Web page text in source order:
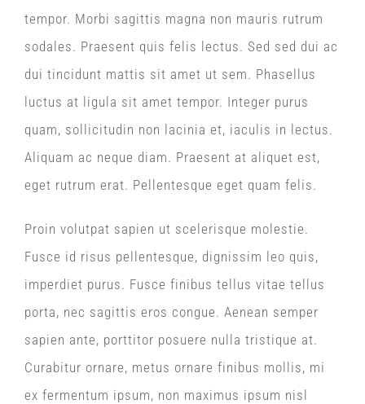
tempor. Morbi sagittis magna non mauris rutrum
sodales. Praesent quis felis lectus. Sed sed dui ac
dui tincidunt mattis sit amet ut sem. Phasellus
luctus at ligula sit amet tempor. Integer purus
quam, sollicitudin non lacinia et, iaculis in lectus.
Aliquam ac neque diam. Praesent at aliquet est,
eget rutrum erat. Pellentesque eget quam felis.
Proin volutpat sapien ut scelerisque molestie.
Fusce id risus pellentesque, dignissim leo quis,
imperdiet purus. Fusce finibus tellus vitae tellus
porta, nec sagittis eros congue. Aenean semper
sapien ante, porttitor posuere nulla tristique at.
Curabitur ornare, metus ornare finibus mollis, mi
ex fermentum ipsum, non maximus ipsum nisl